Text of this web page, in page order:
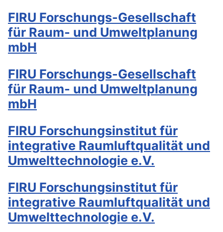
FIRU Forschungs-Gesellschaft
für Raum- und Umweltplanung
mbH
FIRU Forschungs-Gesellschaft
für Raum- und Umweltplanung
mbH
FIRU Forschungsinstitut für
integrative Raumluftqualität und
Umwelttechnologie e.V.
FIRU Forschungsinstitut für
integrative Raumluftqualität und
Umwelttechnologie e.V.